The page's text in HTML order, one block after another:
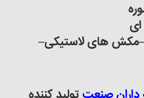
ای
مکش های لاستیکی–